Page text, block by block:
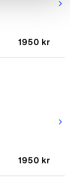
1950 kr
arrow_forward_ios
1950 kr
arrow_forward_ios